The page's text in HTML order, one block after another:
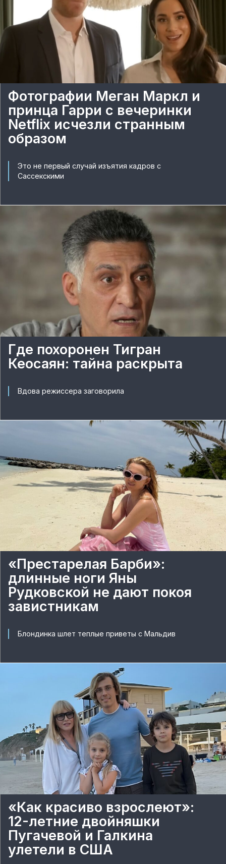
Фотографии Меган Маркл и
принца Гарри с вечеринки
Netflix исчезли странным
образом
Это не первый случай изъятия кадров с
Сассекскими
Где похоронен Тигран
Кеосаян: тайна раскрыта
Вдова режиссера заговорила
«Престарелая Барби»:
длинные ноги Яны
Рудковской не дают покоя
завистникам
Блондинка шлет теплые приветы с Мальдив
«Как красиво взрослеют»:
12-летние двойняшки
Пугачевой и Галкина
улетели в США